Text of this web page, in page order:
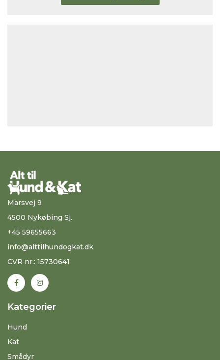
Marsvej 9
4500 Nykøbing Sj.
+45 59655663
info@alttilhundogkat.dk
CVR nr.: 15730641
Kategorier
Hund
Kat
Smådyr